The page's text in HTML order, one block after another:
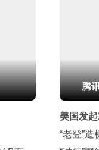
腾
美国发
“老登”造